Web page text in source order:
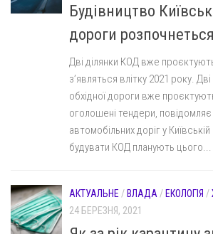
Будівництво
дороги
Дві ділянки КОД вже
з’являться влітку 2021 року.
обхідної дороги вже
оголошені тендери,
автомобільних доріг у
будувати КОД планують цього...
АКТУАЛЬНЕ / ВЛАДА / ЕКОЛОГІЯ /
24 БЕРЕЗНЯ, 2021